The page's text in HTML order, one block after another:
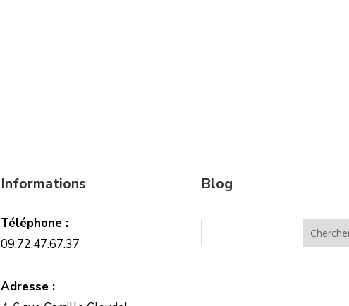
Informations
Téléphone :
09.72.47.67.37
Adresse :
Blog